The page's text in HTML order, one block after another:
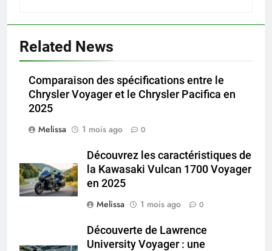
Related News
Comparaison des spécifications entre le
Chrysler Voyager et le Chrysler Pacifica en
2025
Melissa
1 mois ago 0
Découvrez les caractéristiques de
la Kawasaki Vulcan 1700 Voyager
en 2025
Melissa
1 mois ago 0
Découverte de Lawrence
University Voyager : une